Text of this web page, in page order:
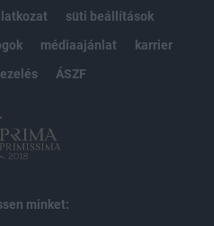
süti beállítások
médiaajánlat
karrier
ÁSZF
minket: